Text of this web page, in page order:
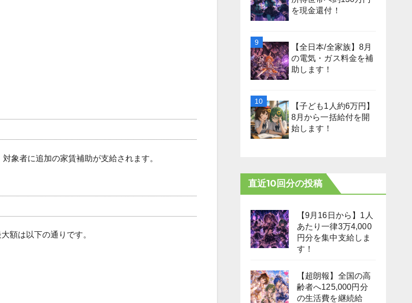
象者に追加の家賃補助が支給されます。
額は以下の通りです。
を現金還付！
【全日本/全家族】8月
の電気・ガス料金を補
助します！
【子ども1人約6万円】
8月から一括給付を開
始します！
直近10回分の投稿
【9月16日から】1人
あたり一律3万4,000
円分を集中支給しま
す！
【超朗報】全国の高
齢者へ125,000円分
の生活費を継続給